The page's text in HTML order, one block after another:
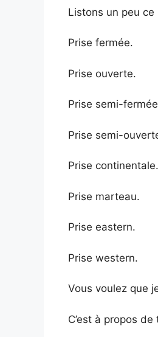
Listons un peu
Prise fermée.
Prise ouverte.
Prise semi-
Prise semi-
Prise continentale.
Prise marteau.
Prise eastern.
Prise western.
Vous voulez que
C’est à propos